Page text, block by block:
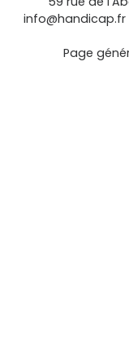
info@handicap.fr
Page